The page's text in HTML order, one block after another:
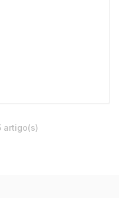
artigo(s)